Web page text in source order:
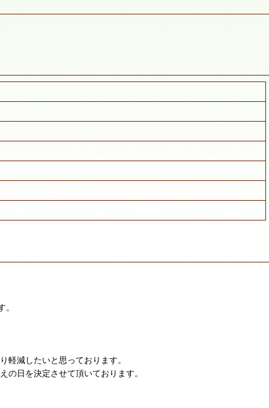
減したいと思っております。
日を決定させて頂いております。